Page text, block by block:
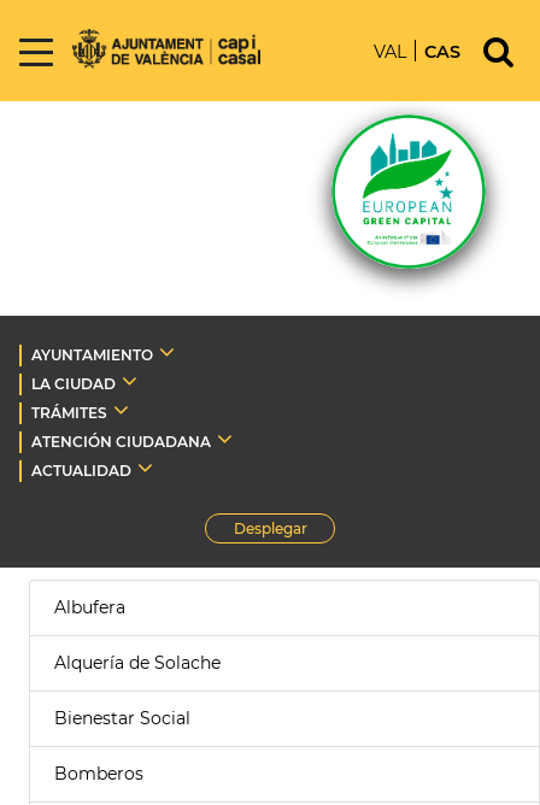
VAL CAS
AYUNTAMIENTO
LA CIUDAD
TRÁMITES
ATENCIÓN CIUDADANA
ACTUALIDAD
Desplegar
Albufera
Alquería de Solache
Bienestar Social
Bomberos